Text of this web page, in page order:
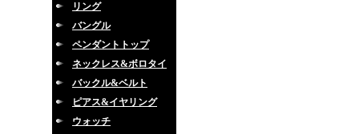
リング
バングル
ペンダントトップ
ネックレス&ボロタイ
バックル&ベルト
ピアス&イヤリング
ウォッチ